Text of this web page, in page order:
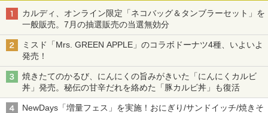
カルディ、オンライン限定「ネコバッグ＆タンブラーセット」を
一般販売。7月の抽選販売の当選無効分
ミスド「Mrs. GREEN APPLE」のコラボドーナツ4種、いよいよ
発売！
焼きたてのかるび、にんにくの旨みがきいた「にんにくカルビ
丼」発売。秘伝の甘辛だれを絡めた「豚カルビ丼」も復活
NewDays「増量フェス」を実施！おにぎり/サンドイッチ/焼きそ